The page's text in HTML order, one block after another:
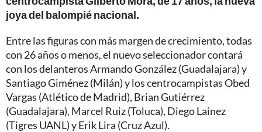
joya del balompié nacional.
Entre las figuras con más margen de crecimiento, todas
con 26 años o menos, el nuevo seleccionador contará
con los delanteros Armando González (Guadalajara) y
Santiago Giménez (Milán) y los centrocampistas Obed
Vargas (Atlético de Madrid), Brian Gutiérrez
(Guadalajara), Marcel Ruiz (Toluca), Diego Lainez
(Tigres UANL) y Erik Lira (Cruz Azul).